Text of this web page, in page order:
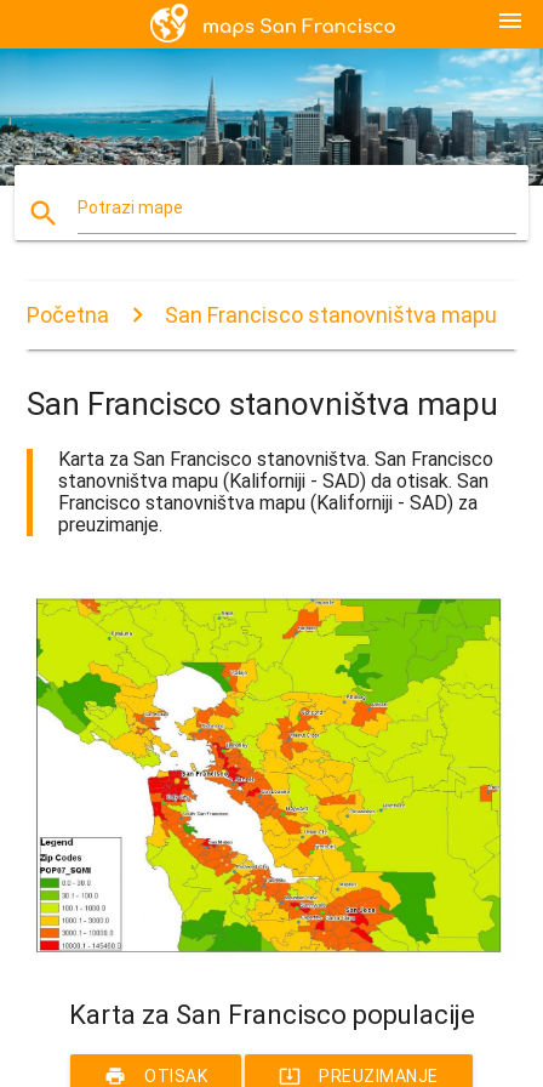
menu
search Potrazi mape
Početna San Francisco stanovništva mapu
San Francisco stanovništva mapu
Karta za San Francisco stanovništva. San Francisco
stanovništva mapu (Kaliforniji - SAD) da otisak. San
Francisco stanovništva mapu (Kaliforniji - SAD) za
preuzimanje.
Karta za San Francisco populacije
print OTISAK system_update_alt PREUZIMANJE